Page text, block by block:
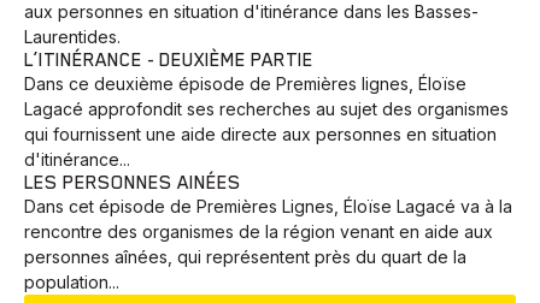
aux personnes en situation d'itinérance dans les Basses-
Laurentides.
L’ITINÉRANCE - DEUXIÈME PARTIE
Dans ce deuxième épisode de Premières lignes, Éloïse
Lagacé approfondit ses recherches au sujet des organismes
qui fournissent une aide directe aux personnes en situation
d'itinérance...
LES PERSONNES AINÉES
Dans cet épisode de Premières Lignes, Éloïse Lagacé va à la
rencontre des organismes de la région venant en aide aux
personnes aînées, qui représentent près du quart de la
population...